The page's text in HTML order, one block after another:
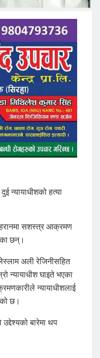
न्यायाधीशको हत्या
सशस्त्र आक्रमण
छन्।
अली रेजिनीसहित
न्यायाधीश घाइते भएका
न्यायाधीशलाई
छ।
बारेमा थप